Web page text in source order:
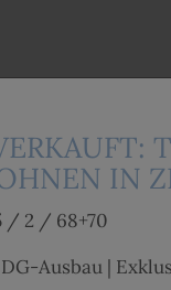
IN
/ 2 / 68+70